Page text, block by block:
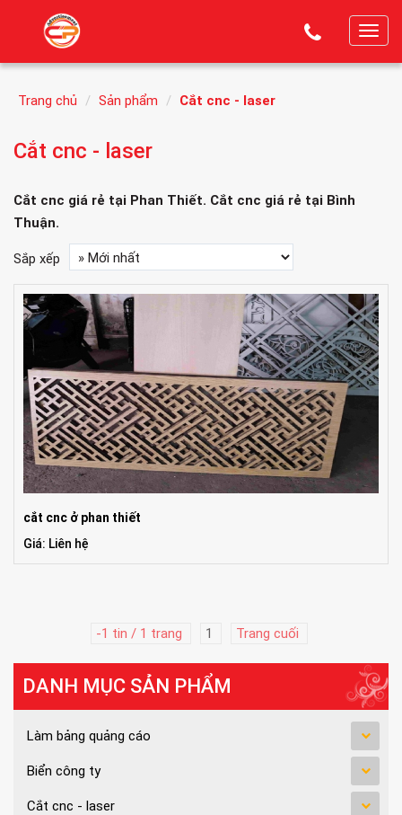
T
a
t
i
o
n
Trang chủ Sản phẩm Cắt cnc - laser
Cắt cnc - laser
Cắt cnc giá rẻ tại Phan Thiết. Cắt cnc giá rẻ tại Bình
Thuận.
Sắp xếp
cắt cnc ở phan thiết
Giá: Liên hệ
-1 tin / 1 trang 1 Trang cuối
DANH MỤC SẢN PHẨM
Làm bảng quảng cáo
Biển công ty
Cắt cnc - laser